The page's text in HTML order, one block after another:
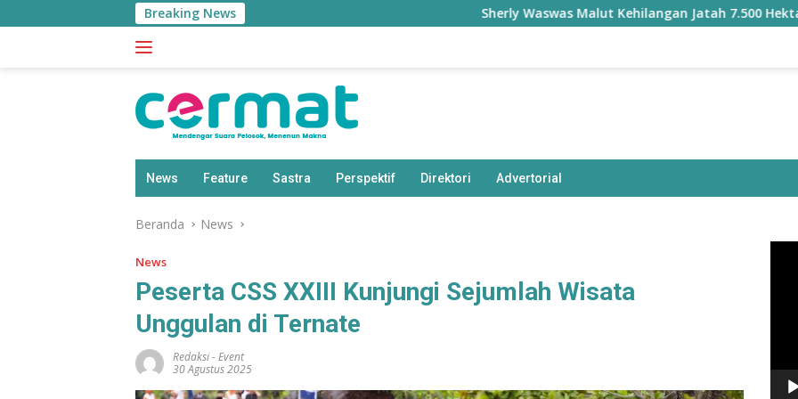
ke
Breaking News Sherly Waswas Malut Kehilangan Jatah 7.500 Hektare
News Feature Sastra Perspektif Direktori Advertorial
Beranda News
News
Peserta CSS XXIII Kunjungi Sejumlah Wisata
Unggulan di Ternate
Redaksi-Event
30 Agustus 2025